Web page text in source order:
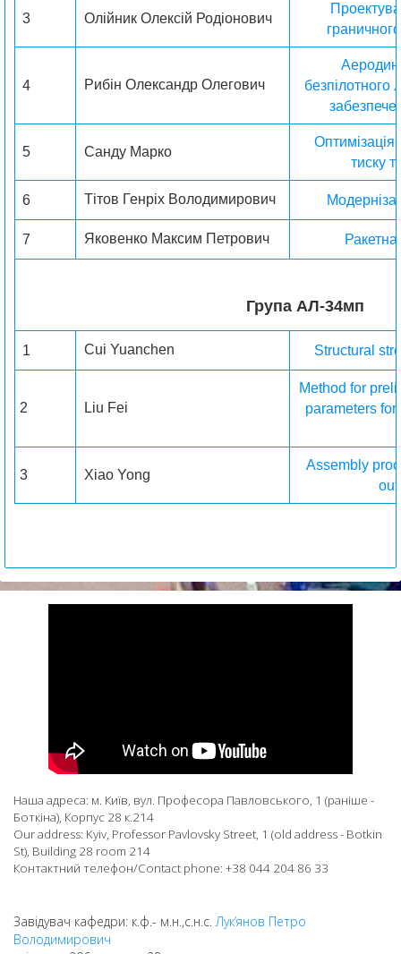
3 Олійник Олексій Родіонович
4 Рибін Олександр Олегович
безпілотного
5 Санду Марко
Оптимізація
тиску
6 Тітов Генріх Володимирович
7 Яковенко Максим Петрович
Група AЛ-34мп
1 Cui Yuanchen Structural
2 Liu Fei
Method for
parameters
3 Xiao Yong
Assembly
Наша адреса: м. Київ, вул. Професора Павловського, 1 (раніше -
Боткіна), Корпус 28 к.214
Our address: Kyiv, Professor Pavlovsky Street, 1 (old address - Botkin
St), Building 28 room 214
Контактний телефон/Contact phone: +38 044 204 86 33
Завідувач кафедри: к.ф.- м.н.,с.н.с.Лук’янов Петро
Володимирович